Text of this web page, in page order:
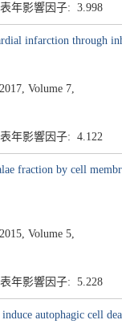
年影響因子: 3.998
infarction through
Volume 7,
年影響因子: 4.122
fraction by cell
Volume 5,
年影響因子: 5.228
autophagic cell